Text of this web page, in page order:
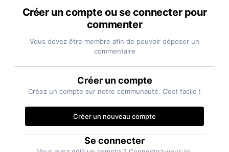
Créer un compte ou se connecter pour
commenter
Vous devez être membre afin de pouvoir déposer un
commentaire
Créer un compte
Créez un compte sur notre communauté. C’est facile !
Créer un nouveau compte
Se connecter